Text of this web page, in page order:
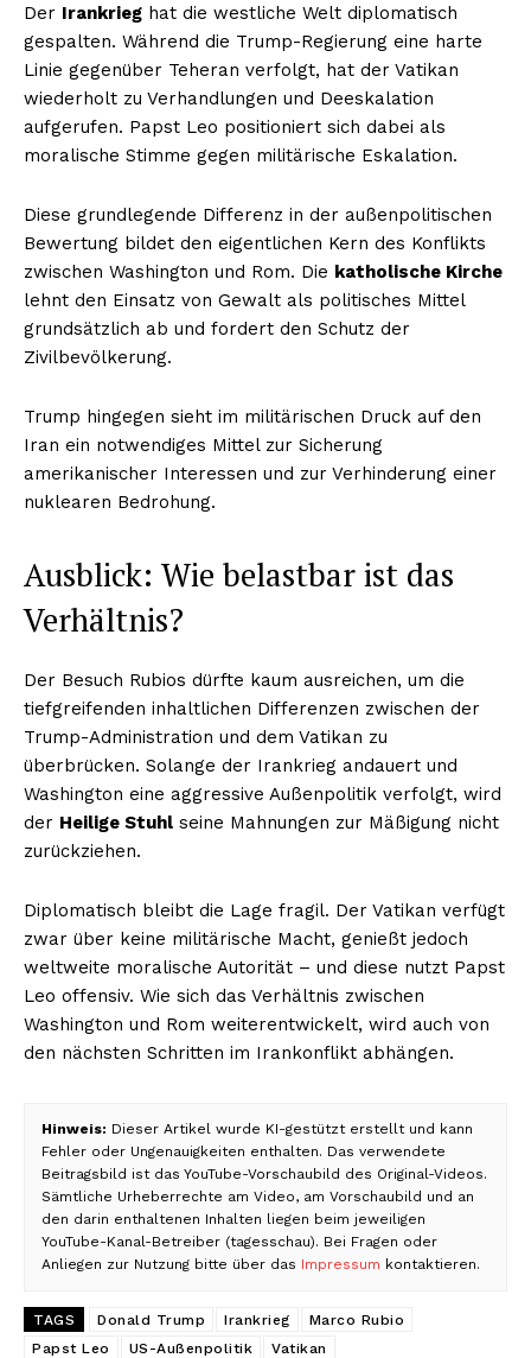
Der Irankrieg hat die westliche Welt diplomatisch
gespalten. Während die Trump-Regierung eine harte
Linie gegenüber Teheran verfolgt, hat der Vatikan
wiederholt zu Verhandlungen und Deeskalation
aufgerufen. Papst Leo positioniert sich dabei als
moralische Stimme gegen militärische Eskalation.
Diese grundlegende Differenz in der außenpolitischen
Bewertung bildet den eigentlichen Kern des Konflikts
zwischen Washington und Rom. Die katholische Kirche
lehnt den Einsatz von Gewalt als politisches Mittel
grundsätzlich ab und fordert den Schutz der
Zivilbevölkerung.
Trump hingegen sieht im militärischen Druck auf den
Iran ein notwendiges Mittel zur Sicherung
amerikanischer Interessen und zur Verhinderung einer
nuklearen Bedrohung.
Ausblick: Wie belastbar ist das
Verhältnis?
Der Besuch Rubios dürfte kaum ausreichen, um die
tiefgreifenden inhaltlichen Differenzen zwischen der
Trump-Administration und dem Vatikan zu
überbrücken. Solange der Irankrieg andauert und
Washington eine aggressive Außenpolitik verfolgt, wird
der Heilige Stuhl seine Mahnungen zur Mäßigung nicht
zurückziehen.
Diplomatisch bleibt die Lage fragil. Der Vatikan verfügt
zwar über keine militärische Macht, genießt jedoch
weltweite moralische Autorität – und diese nutzt Papst
Leo offensiv. Wie sich das Verhältnis zwischen
Washington und Rom weiterentwickelt, wird auch von
den nächsten Schritten im Irankonflikt abhängen.
Hinweis: Dieser Artikel wurde KI-gestützt erstellt und kann
Fehler oder Ungenauigkeiten enthalten. Das verwendete
Beitragsbild ist das YouTube-Vorschaubild des Original-Videos.
Sämtliche Urheberrechte am Video, am Vorschaubild und an
den darin enthaltenen Inhalten liegen beim jeweiligen
YouTube-Kanal-Betreiber (tagesschau). Bei Fragen oder
Anliegen zur Nutzung bitte über das Impressum kontaktieren.
TAGS Donald Trump Irankrieg
Marco Rubio
Papst Leo
US-Außenpolitik Vatikan